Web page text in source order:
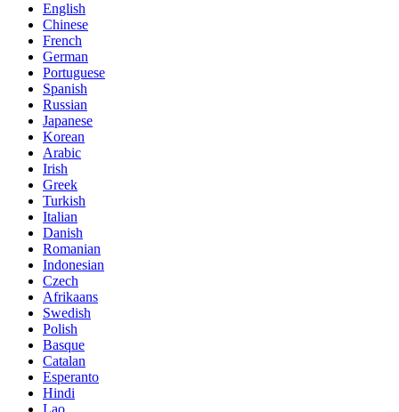
English
Chinese
French
German
Portuguese
Spanish
Russian
Japanese
Korean
Arabic
Irish
Greek
Turkish
Italian
Danish
Romanian
Indonesian
Czech
Afrikaans
Swedish
Polish
Basque
Catalan
Esperanto
Hindi